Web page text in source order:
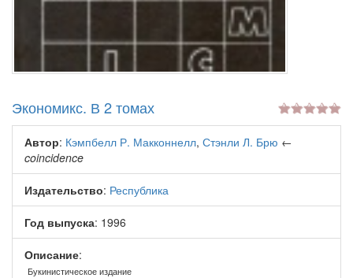
Экономикс. В 2 томах
Автор: Кэмпбелл Р. Макконнелл, Стэнли Л. Брю ←
coincidence
Издательство: Республика
Год выпуска: 1996
Описание:
Букинистическое издание